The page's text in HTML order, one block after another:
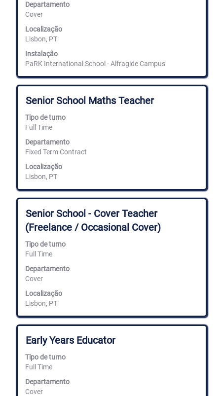
Departamento
Cover
Localização
Lisbon, PT
Instalação
PaRK International School - Alfragide Campus
ver
os
conteúdos
completos
da
informação
de
Título
Senior School Maths Teacher
Tipo de turno
Full Time
Departamento
Fixed Term Contract
Localização
Lisbon, PT
Selecione
com
a
barra
espaços
para
os
conteúdos
de
emprego.
Título
Senior School - Cover Teacher
(Freelance / Occasional Cover)
Tipo de turno
Full Time
Departamento
Cover
Localização
Lisbon, PT
Selecione
com
a
de
espaços
ver
os
conteúdos
completos
da
informação
de
emprego.
Título
Early Years Educator
Tipo de turno
Full Time
Departamento
Cover
Selecione
com
a
barra
espaços
para